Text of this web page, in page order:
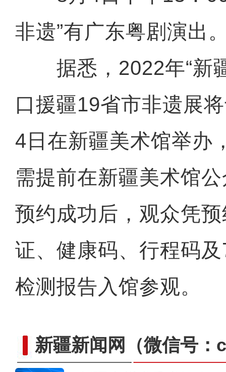
非遗”有广东粤剧演出
据悉，2022年“新
口援疆19省市非遗展
4日在新疆美术馆举办
需提前在新疆美术馆
预约成功后，观众凭
证、健康码、行程码
检测报告入馆参观。
新疆新闻网 （微信号
新疆昭苏：夏日玉